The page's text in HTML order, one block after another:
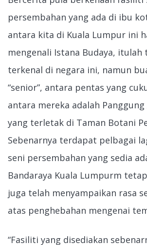
persembahan yang ada di ibu
antara kita di Kuala Lumpur ini
mengenali Istana Budaya, itulah
terkenal di negara ini, namun
“senior”, antara pentas yang
antara mereka adalah
yang terletak di Taman Botani
Sebenarnya terdapat pelbagai
seni persembahan yang sedia
Bandaraya Kuala Lumpurm
juga telah menyampaikan rasa
atas penghebahan mengenai
“Fasiliti yang disediakan